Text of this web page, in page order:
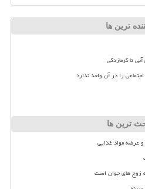
ترین ها
تا گرمازدگی
را در آن واحد ندارد
ترین ها
و عرضه مواد غذایی